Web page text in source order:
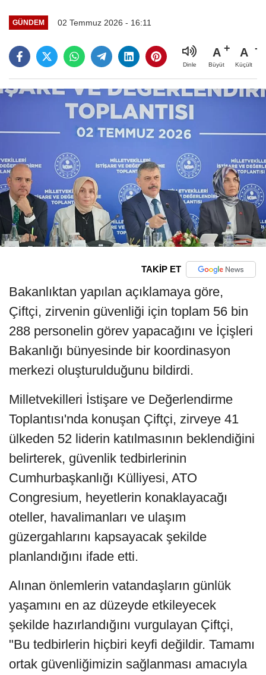
GÜNDEM 02 Temmuz 2026 - 16:11
Dinle
A
Büyüt
A
Küçült
TAKİP ET
Bakanlıktan yapılan açıklamaya göre,
Çiftçi, zirvenin güvenliği için toplam 56 bin
288 personelin görev yapacağını ve İçişleri
Bakanlığı bünyesinde bir koordinasyon
merkezi oluşturulduğunu bildirdi.
Milletvekilleri İstişare ve Değerlendirme
Toplantısı'nda konuşan Çiftçi, zirveye 41
ülkeden 52 liderin katılmasının beklendiğini
belirterek, güvenlik tedbirlerinin
Cumhurbaşkanlığı Külliyesi, ATO
Congresium, heyetlerin konaklayacağı
oteller, havalimanları ve ulaşım
güzergahlarını kapsayacak şekilde
planlandığını ifade etti.
Alınan önlemlerin vatandaşların günlük
yaşamını en az düzeyde etkileyecek
şekilde hazırlandığını vurgulayan Çiftçi,
"Bu tedbirlerin hiçbiri keyfi değildir. Tamamı
ortak güvenliğimizin sağlanması amacıyla